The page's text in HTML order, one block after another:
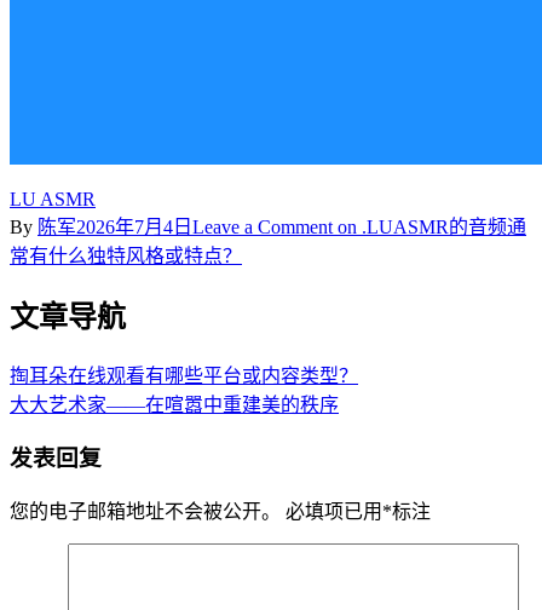
LU ASMR
By 陈军2026年7月4日 Leave a Comment on .LUASMR的音频通
常有什么独特风格或特点？
文章导航
掏耳朵在线观看有哪些平台或内容类型？
大大艺术家——在喧嚣中重建美的秩序
发表回复
您的电子邮箱地址不会被公开。 必填项已用 *标注